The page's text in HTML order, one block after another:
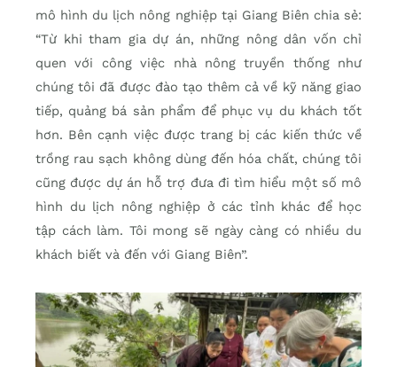
mô hình du lịch nông nghiệp tại Giang Biên chia sẻ:
“Từ khi tham gia dự án, những nông dân vốn chỉ
quen với công việc nhà nông truyền thống như
chúng tôi đã được đào tạo thêm cả về kỹ năng giao
tiếp, quảng bá sản phẩm để phục vụ du khách tốt
hơn. Bên cạnh việc được trang bị các kiến thức về
trồng rau sạch không dùng đến hóa chất, chúng tôi
cũng được dự án hỗ trợ đưa đi tìm hiểu một số mô
hình du lịch nông nghiệp ở các tỉnh khác để học
tập cách làm. Tôi mong sẽ ngày càng có nhiều du
khách biết và đến với Giang Biên”.